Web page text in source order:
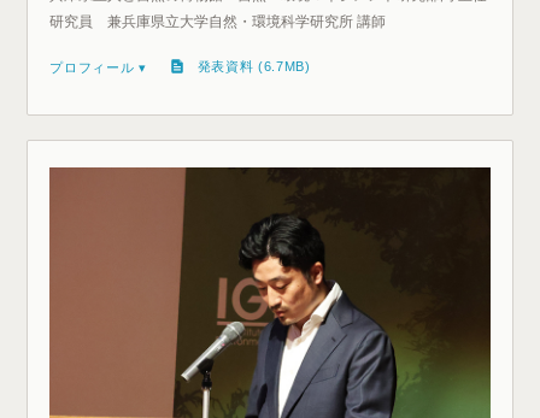
研究員 兼兵庫県立大学自然・環境科学研究所 講師
プロフィール ▾ 発表資料 (6.7MB)